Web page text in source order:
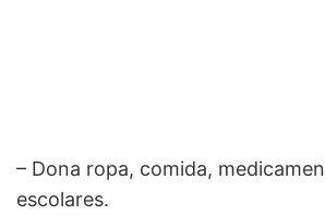
– Dona ropa, comida,
escolares.